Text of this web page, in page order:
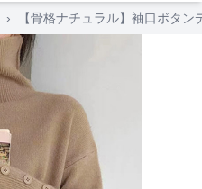
› 【骨格ナチュラル】袖口ボタ